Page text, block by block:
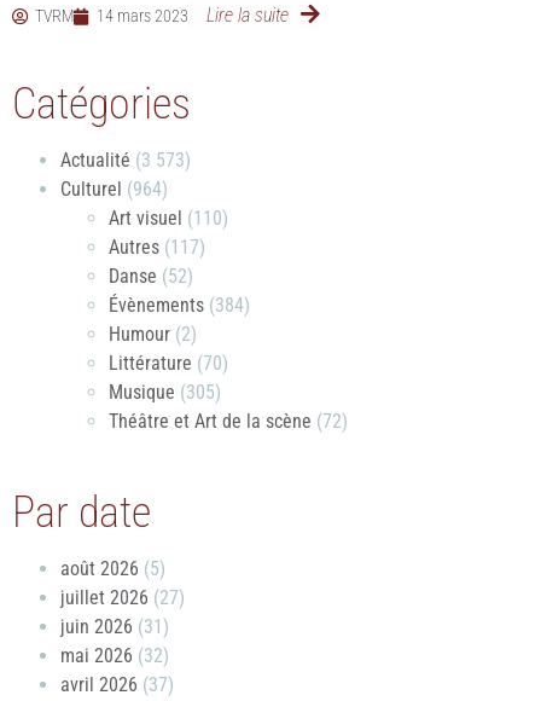
TVRM 14 mars 2023 Lire la suite
Catégories
Actualité (3 573)
Culturel (964)
Art visuel (110)
Autres (117)
Danse (52)
Évènements (384)
Humour (2)
Littérature (70)
Musique (305)
Théâtre et Art de la scène (72)
Par date
août 2026 (5)
juillet 2026 (27)
juin 2026 (31)
mai 2026 (32)
avril 2026 (37)